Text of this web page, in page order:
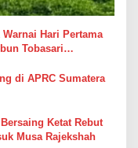
Hari Pertama
Tobasari
di APRC Sumatera
Ketat Rebut
Musa Rajekshah